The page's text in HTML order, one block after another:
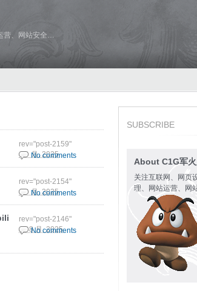
营、网站安全…
6 9 月, 2025
rev="post-2159"
No comments
6 9 月, 2025
rev="post-2154"
No comments
21 8 月, 2025
rev="post-2146"
No comments
SUBSCRIBE
About C1G军
关注互联网、网页
理、网站运营、网